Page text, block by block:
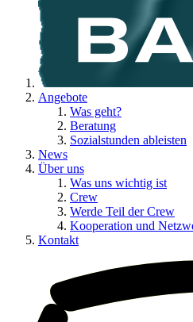
Angebote
Was geht?
Beratung
Sozialstunden ableisten
News
Über uns
Was uns wichtig ist
Crew
Werde Teil der Crew
Kooperation und
Kontakt